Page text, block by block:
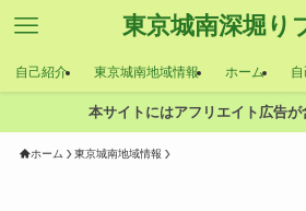
東京城南深堀り
自己紹介 東京城南地域情報 ホーム
本サイトにはアフリエイト広告
ホーム 東京城南地域情報